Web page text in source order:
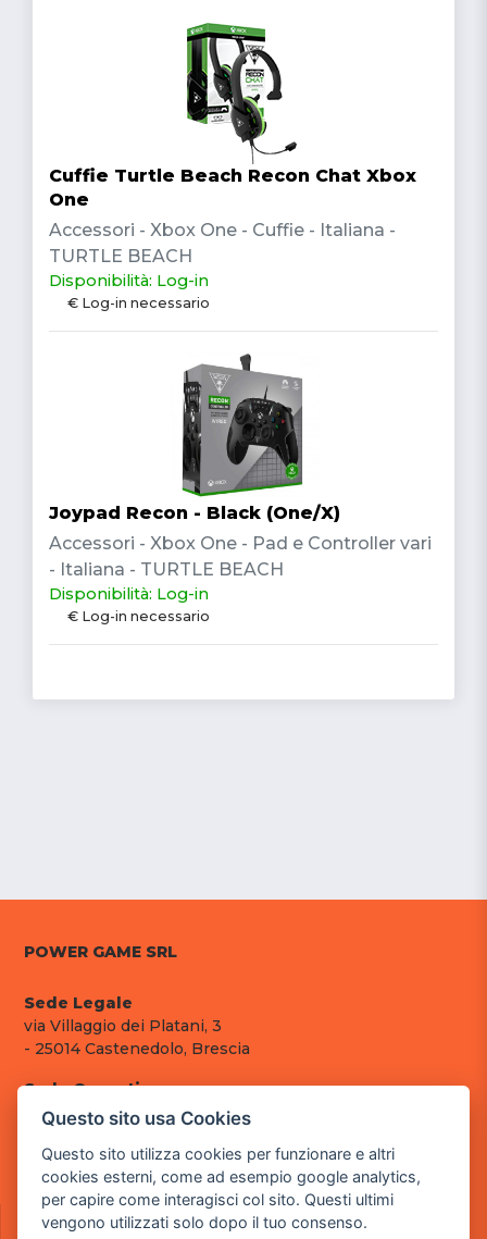
Cuffie Turtle Beach Recon Chat Xbox
One
Accessori - Xbox One - Cuffie - Italiana -
TURTLE BEACH
Disponibilità: Log-in
€ Log-in necessario
Joypad Recon - Black (One/X)
Accessori - Xbox One - Pad e Controller vari
- Italiana - TURTLE BEACH
Disponibilità: Log-in
€ Log-in necessario
POWER GAME SRL
Sede Legale
via Villaggio dei Platani, 3
- 25014 Castenedolo, Brescia
Sede Operativa
via Industriale, 2 - 25082 Botticino, BS
Partita iva 03308130982
Cod. SDI: RMRCWXR
CONTATTI
Questo sito usa Cookies
Questo sito utilizza cookies per funzionare e altri
cookies esterni, come ad esempio google analytics,
per capire come interagisci col sito. Questi ultimi
vengono utilizzati solo dopo il tuo consenso.